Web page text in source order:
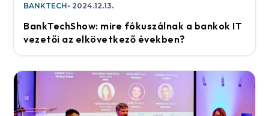
BANKTECH 2024.12.13.
BankTechShow: mire fókuszálnak a bankok IT
vezetői az elkövetkező években?